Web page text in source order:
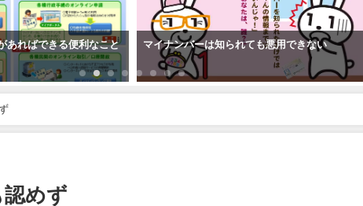
あればできる便利なこと マイナンバーは知られても悪用できない
認めず